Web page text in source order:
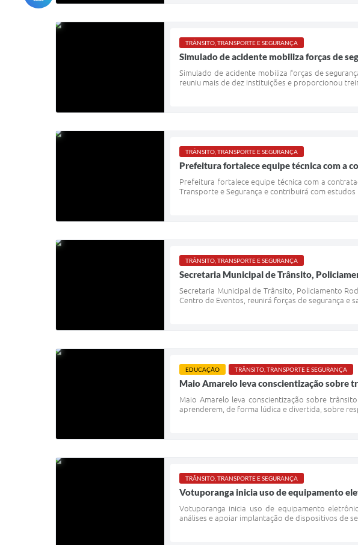
TRÂNSITO, TRANSPORTE E SEGURANÇA
Simulado de acidente mobiliza forças de
Simulado de acidente mobiliza forças de
reuniu mais de dez instituições e proporcionou
TRÂNSITO, TRANSPORTE E SEGURANÇA
Prefeitura fortalece equipe técnica com a
Prefeitura fortalece equipe técnica com a
Transporte e Segurança e contribuirá com
TRÂNSITO, TRANSPORTE E SEGURANÇA
Secretaria Municipal de Trânsito,
Secretaria Municipal de Trânsito, Policiamento
Centro de Eventos, reunirá forças de segurança e
EDUCAÇÃO TRÂNSITO, TRANSPORTE E SEGURANÇA
Maio Amarelo leva conscientização sobre
Maio Amarelo leva conscientização sobre
aprenderem, de forma lúdica e divertida, sobre
TRÂNSITO, TRANSPORTE E SEGURANÇA
Votuporanga inicia uso de equipamento
Votuporanga inicia uso de equipamento
análises e apoiar implantação de dispositivos de